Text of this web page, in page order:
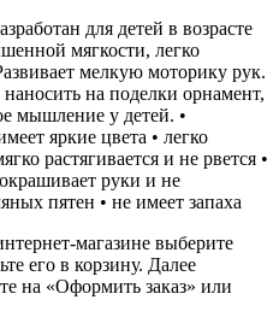
для детей в возрасте
мягкости, легко
мелкую моторику рук.
на поделки орнамент,
мышление у детей. •
яркие цвета • легко
растягивается и не рвется •
руки и не
пятен • не имеет запаха
магазине выберите
его в корзину. Далее
на «Оформить заказ» или